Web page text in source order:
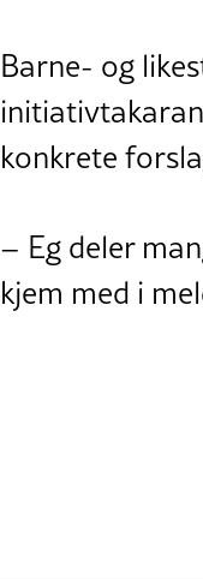
Barne- og
konkrete
– Eg deler
kjem med i